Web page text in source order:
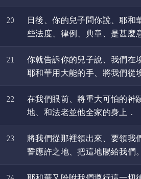
20
日後、你的兒子問你說、耶和
些法度、律例、典章、是甚麼
21
你就告訴你的兒子說、我們在
耶和華用大能的手、將我們從
22
在我們眼前、將重大可怕的神
地、和法老並他全家的身上．
23
將我們從那裡領出來、要領我
誓應許之地、把這地賜給我們。